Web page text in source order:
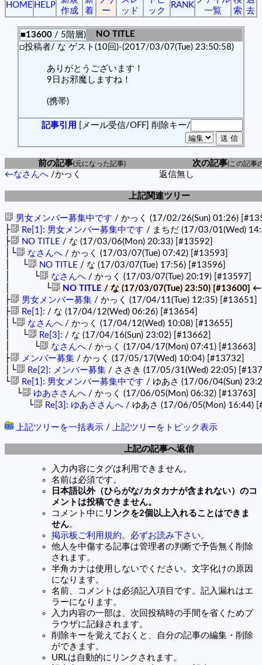
HOME HELP
作成
着
ー
ッド
ック
RANK
一覧
索 去
■13600 / 5階層)
NO TITLE
□投稿者/ な ゲスト(10回)-(2017/03/07(Tue) 23:50:58)
ありがとうございます！
9日お邪魔しますね！
(携帯)
記事引用 [メール受信/OFF] 削除キー/
前の記事(元になった記事) 次の記事(この記事
←なさんへ /かっく 返信無し
上記関連ツリー
男女メンバー募集中です / かっく (17/02/26(Sun) 01:26)
├ Re[1]: 男女メンバー募集中です / まちだ (17/03/01(Wed)
├ NO TITLE / な (17/03/06(Mon) 20:33) [#13592]
│└ なさんへ / かっく (17/03/07(Tue) 07:42) [#13593]
│ └ NO TITLE / な (17/03/07(Tue) 17:56) [#13596]
│ └ なさんへ / かっく (17/03/07(Tue) 20:19) [#13597]
│ └ NO TITLE / な (17/03/07(Tue) 23:50) [#13600]
├ 男女メンバー募集 / かっく (17/04/11(Tue) 12:35) [#13651]
├ Re[1]: / な (17/04/12(Wed) 06:26) [#13654]
│└ なさんへ / かっく (17/04/12(Wed) 10:08) [#13655]
│ └ Re[3]: / な (17/04/16(Sun) 23:02) [#13662]
│ └ なさんへ / かっく (17/04/17(Mon) 07:41) [#13663]
├ メンバー募集 / かっく (17/05/17(Wed) 10:04) [#13732]
│└ Re[2]: メンバー募集 / ささき (17/05/31(Wed) 22:05)
└ Re[1]: 男女メンバー募集中です / ゆあさ (17/06/04(Sun)
└ ゆあささんへ / かっく (17/06/05(Mon) 06:32) [#13763]
└ Re[3]: ゆあささんへ / ゆあさ (17/06/05(Mon) 16:44)
上記ツリーを一括表示 / 上記ツリーをトピック表示
上記の記事へ返信
入力内容にタグは利用できません。
名前は必須です。
日本語以外（ひらがな/カタカナが含まれない）のコ
メントは投稿できません。
コメント中に リンクを2個以上入れることはできま
せん。
掲示板ご利用規約。必ずお読み下さい。
他人を中傷する記事は管理者の判断で予告無く削除
されます。
半角カナは使用しないでください。文字化けの原因
になります。
名前、コメントは必須記入項目です。記入漏れはエ
ラーになります。
入力内容の一部は、次回投稿時の手間を省くためブ
ラウザに記録されます。
削除キーを覚えておくと、自分の記事の編集・削除
ができます。
URLは自動的にリンクされます。